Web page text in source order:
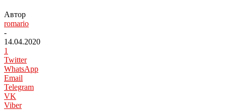
Автор
romario
-
14.04.2020
1
Twitter
WhatsApp
Email
Telegram
VK
Viber